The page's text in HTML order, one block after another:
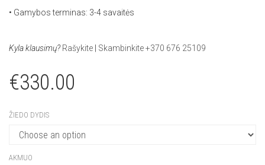
• Gamybos terminas: 3-4 savaitės
Kyla klausimų? Rašykite Skambinkite +370 676 25109
€330.00
ŽIEDO DYDIS
AKMUO